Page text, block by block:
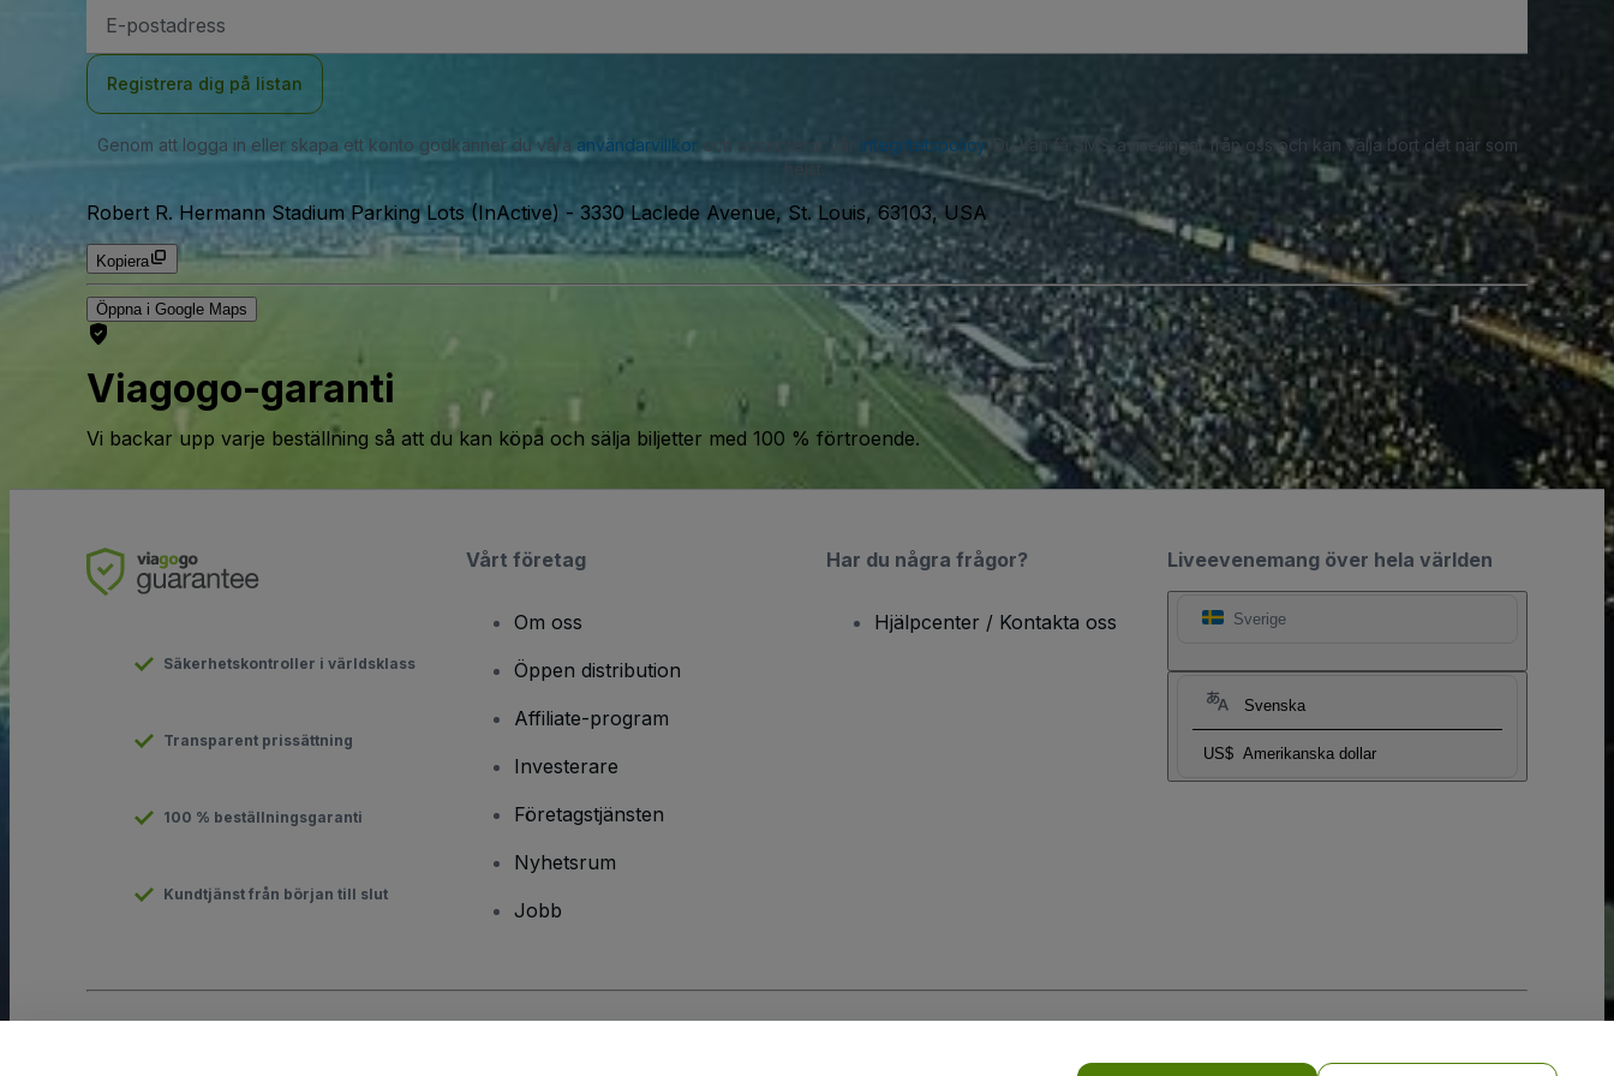
postadress
Registrera dig på listan
Genom att logga in eller skapa ett konto godkänner du våra användarvillkoroch accepterar vår integritetspolicy. Du kan få SMS-aviseringar från oss och kan välja bort det när som
helst.
Robert R. Hermann Stadium Parking Lots (InActive) - 3330 Laclede Avenue, St. Louis, 63103, USA
Kopiera
Öppna i Google Maps
Viagogo-garanti
Vi backar upp varje beställning så att du kan köpa och sälja biljetter med 100 % förtroende.
Liveevenemang över hela världen
Sverige
Svenska
US$ Amerikanska dollar
Säkerhetskontroller i världsklass
Transparent prissättning
100 % beställningsgaranti
Kundtjänst från början till slut
Vårt företag
Om oss
Öppen distribution
Affiliate-program
Investerare
Företagstjänsten
Nyhetsrum
Jobb
Har du några frågor?
Hjälpcenter / Kontakta oss
mobilsekretesspolicy